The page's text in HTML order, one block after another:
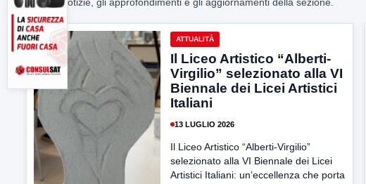
ATTUALITÀ
Il Liceo Artistico “Alberti-
Virgilio” selezionato alla VI
Biennale dei Licei Artistici
Italiani
13 LUGLIO 2026
Il Liceo Artistico “Alberti-Virgilio”
selezionato alla VI Biennale dei Licei
Artistici Italiani: un’eccellenza che porta